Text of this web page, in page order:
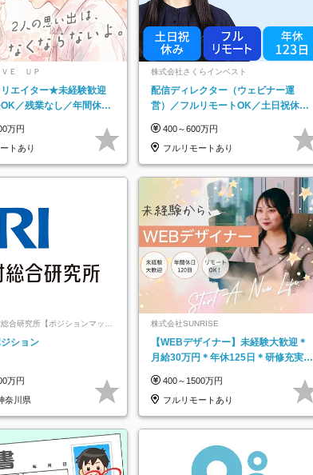
ＶＥ ＵＰ
エイター★未経験歓迎
／残業なし／年間休日
万円
トあり
株式会社さくらインベスト
配信ディレクター（ウェビナー運
営）／フルリモートOK／土日祝休み
400～600万円
フルリモートあり
合研究所【ポジションマッチ
ション
万円
奈川県
株式会社SUNRISE
【WEBデザイナー】未経験大歓迎＊
月給30万円＊年休125日＊研修充実＊
400～1500万円
フルリモートあり